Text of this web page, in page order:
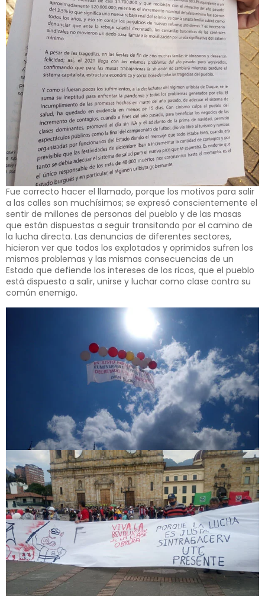
Fue correcto hacer el llamado, porque los motivos para salir
a las calles son muchísimos; se expresó conscientemente el
sentir de millones de personas del pueblo y de las masas
que están dispuestas a seguir transitando por el camino de
la lucha directa. Las denuncias de diferentes sectores,
hicieron ver que todos los explotados y oprimidos sufren los
mismos problemas y las mismas consecuencias de un
Estado que defiende los intereses de los ricos, que el pueblo
está dispuesto a salir, unirse y luchar como clase contra su
común enemigo.